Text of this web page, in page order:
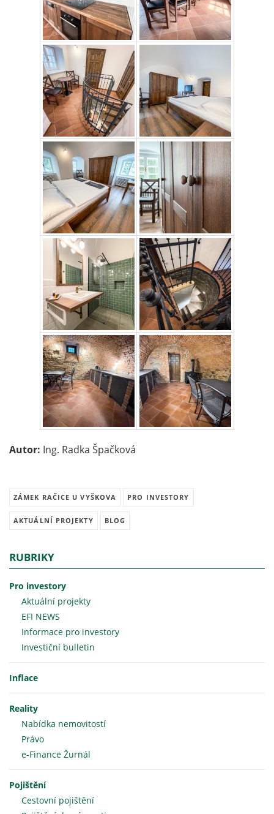
Autor: Ing. Radka Špačková
ZÁMEK RAČICE U VYŠKOVA PRO INVESTORY
AKTUÁLNÍ PROJEKTY BLOG
RUBRIKY
Pro investory
Aktuální projekty
EFI NEWS
Informace pro investory
Investiční bulletin
Inflace
Reality
Nabídka nemovitostí
Právo
e-Finance Žurnál
Pojištění
Cestovní pojištění